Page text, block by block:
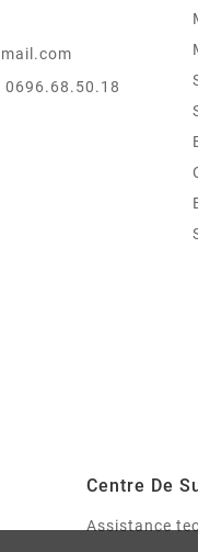
Centre De
Assistance